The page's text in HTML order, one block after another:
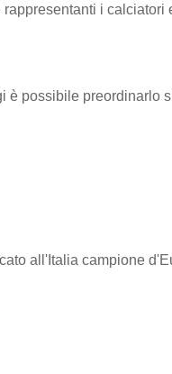
rappresentanti i
è possibile preordinarlo
all'Italia campione